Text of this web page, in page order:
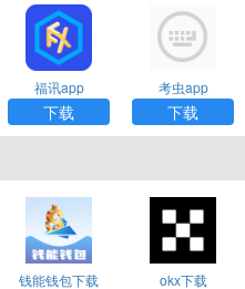
福讯app
下载
考虫app
下载
钱能钱包下载 okx下载